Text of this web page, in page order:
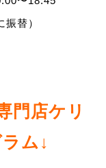
替）
門店ケリ
ム↓